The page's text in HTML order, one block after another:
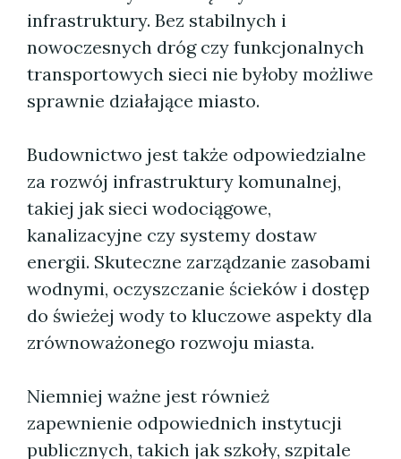
infrastruktury. Bez stabilnych i
nowoczesnych dróg czy funkcjonalnych
transportowych sieci nie byłoby możliwe
sprawnie działające miasto.
Budownictwo jest także odpowiedzialne
za rozwój infrastruktury komunalnej,
takiej jak sieci wodociągowe,
kanalizacyjne czy systemy dostaw
energii. Skuteczne zarządzanie zasobami
wodnymi, oczyszczanie ścieków i dostęp
do świeżej wody to kluczowe aspekty dla
zrównoważonego rozwoju miasta.
Niemniej ważne jest również
zapewnienie odpowiednich instytucji
publicznych, takich jak szkoły, szpitale